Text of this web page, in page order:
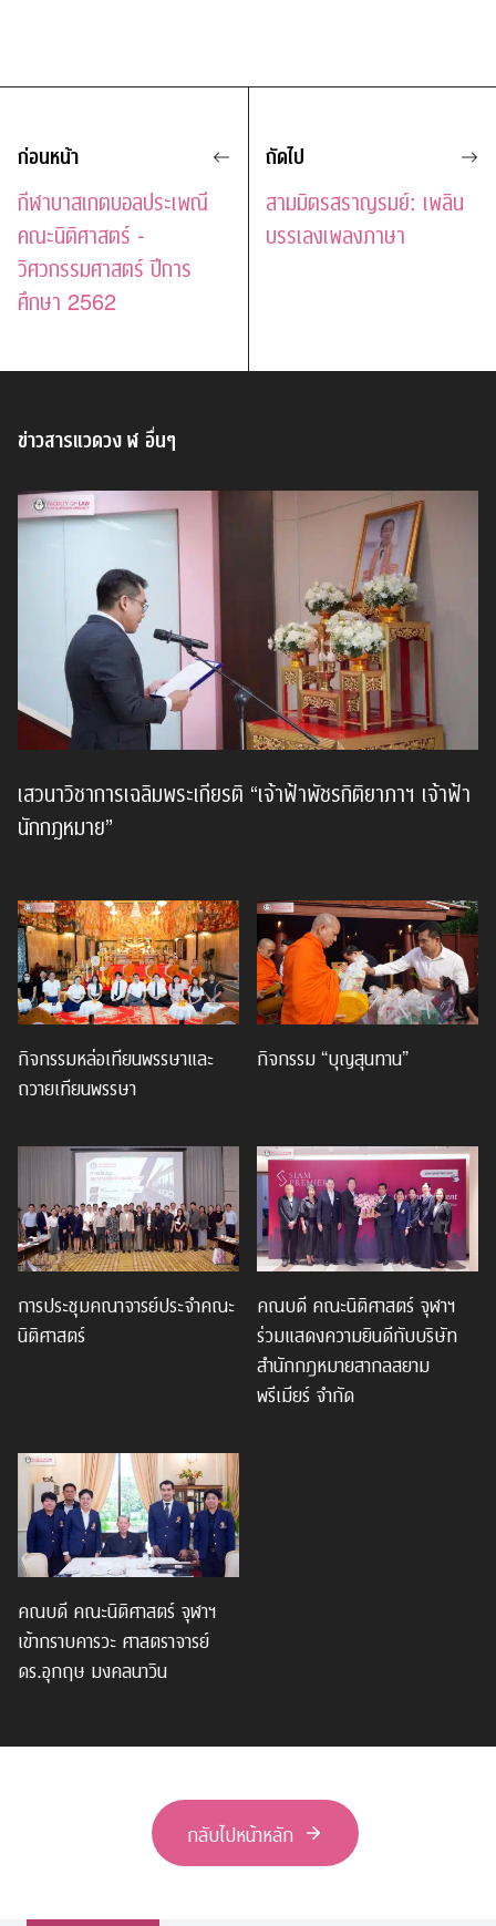
ก่อนหน้า
กีฬาบาสเกตบอลประเพณี
คณะนิติศาสตร์ -
วิศวกรรมศาสตร์ ปีการ
ศึกษา 2562
ถัดไป
สามมิตรสราญรมย์: เพลิน
บรรเลงเพลงภาษา
ข่าวสารแวดวง ฬ อื่นๆ
เสวนาวิชาการเฉลิมพระเกียรติ “เจ้าฟ้าพัชรกิติยาภาฯ เจ้าฟ้า
นักกฎหมาย”
กิจกรรมหล่อเทียนพรรษาและ
ถวายเทียนพรรษา
กิจกรรม “บุญสุนทาน”
การประชุมคณาจารย์ประจำคณะ
นิติศาสตร์
คณบดี คณะนิติศาสตร์ จุฬาฯ
ร่วมแสดงความยินดีกับบริษัท
สำนักกฎหมายสากลสยาม
พรีเมียร์ จำกัด
คณบดี คณะนิติศาสตร์ จุฬาฯ
เข้ากราบคารวะ ศาสตราจารย์
ดร.อุกฤษ มงคลนาวิน
กลับไปหน้าหลัก